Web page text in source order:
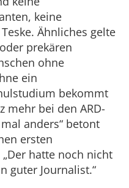
keine
Ähnliches gelte
prekären
ohne
ein
bekommt
mehr bei den ARD-
anders“ betont
ersten
hatte noch nicht
guter Journalist.“